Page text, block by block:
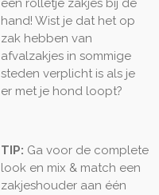
een rolletje zakjes bij de
hand! Wist je dat het op
zak hebben van
afvalzakjes in sommige
steden verplicht is als je
er met je hond loopt?
TIP: Ga voor de complete
look en mix & match een
zakjeshouder aan één